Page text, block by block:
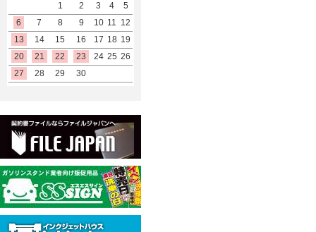
1
2 3 4
5
6
7 8 9 10 11 12
13
14 15 16 17 18 19
20
21 22 23 24 25 26
27
28 29 30